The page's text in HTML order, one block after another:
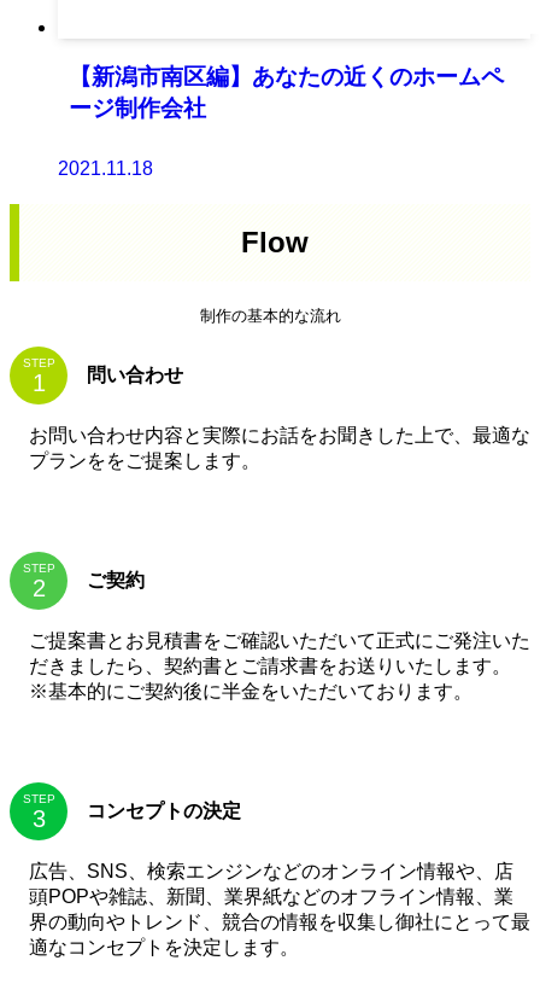
【新潟市南区編】あなたの近くのホームペ
ージ制作会社
2021.11.18
Flow
制作の基本的な流れ
STEP
問い合わせ
お問い合わせ内容と実際にお話をお聞きした上で、最適な
プランををご提案します。
STEP
ご契約
ご提案書とお見積書をご確認いただいて正式にご発注いた
だきましたら、契約書とご請求書をお送りいたします。
※基本的にご契約後に半金をいただいております。
STEP
コンセプトの決定
広告、SNS、検索エンジンなどのオンライン情報や、店
頭POPや雑誌、新聞、業界紙などのオフライン情報、業
界の動向やトレンド、競合の情報を収集し御社にとって最
適なコンセプトを決定します。